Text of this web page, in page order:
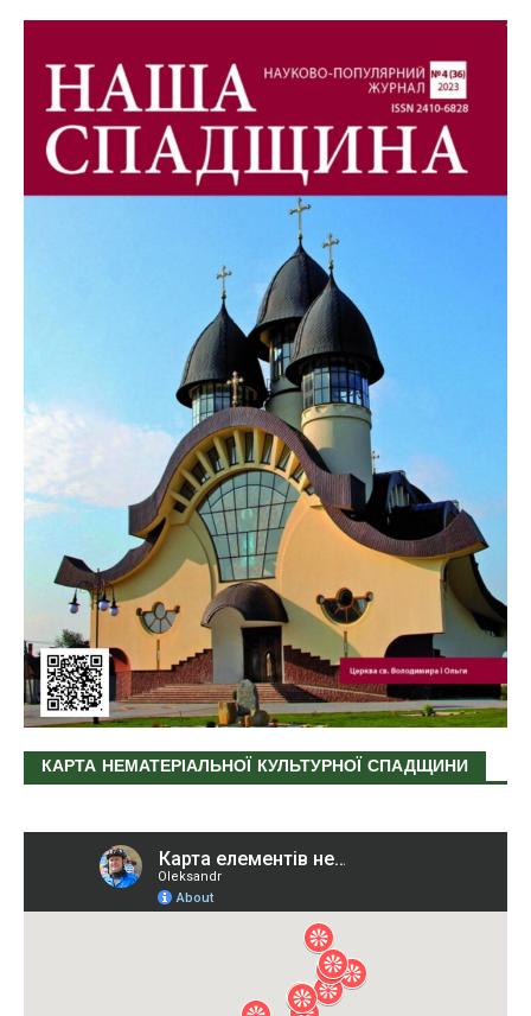
КАРТА НЕМАТЕРІАЛЬНОЇ КУЛЬТУРНОЇ СПАДЩИНИ